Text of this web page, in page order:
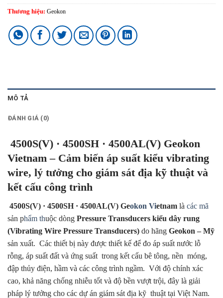
Thương hiệu: Geokon
MÔ TẢ
ĐÁNH GIÁ (0)
4500S(V) · 4500SH · 4500AL(V) Geokon
Vietnam – Cảm biến áp suất kiểu vibrating
wire, lý tưởng cho giám sát địa kỹ thuật và
kết cấu công trình
4500S(V) · 4500SH · 4500AL(V) Geokon Vietnam là các mã
sản phẩm thuộc dòng Pressure Transducers kiểu dây rung
(Vibrating Wire Pressure Transducers) do hãng Geokon – Mỹ
sản xuất. Các thiết bị này được thiết kế để đo áp suất nước lỗ
rỗng, áp suất đất và ứng suất trong kết cấu bê tông, nền móng,
đập thủy điện, hầm và các công trình ngầm. Với độ chính xác
cao, khả năng chống nhiễu tốt và độ bền vượt trội, đây là giải
pháp lý tưởng cho các dự án giám sát địa kỹ thuật tại Việt Nam.